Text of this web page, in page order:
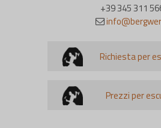
+39 345 311
Richiesta per
Prezzi per